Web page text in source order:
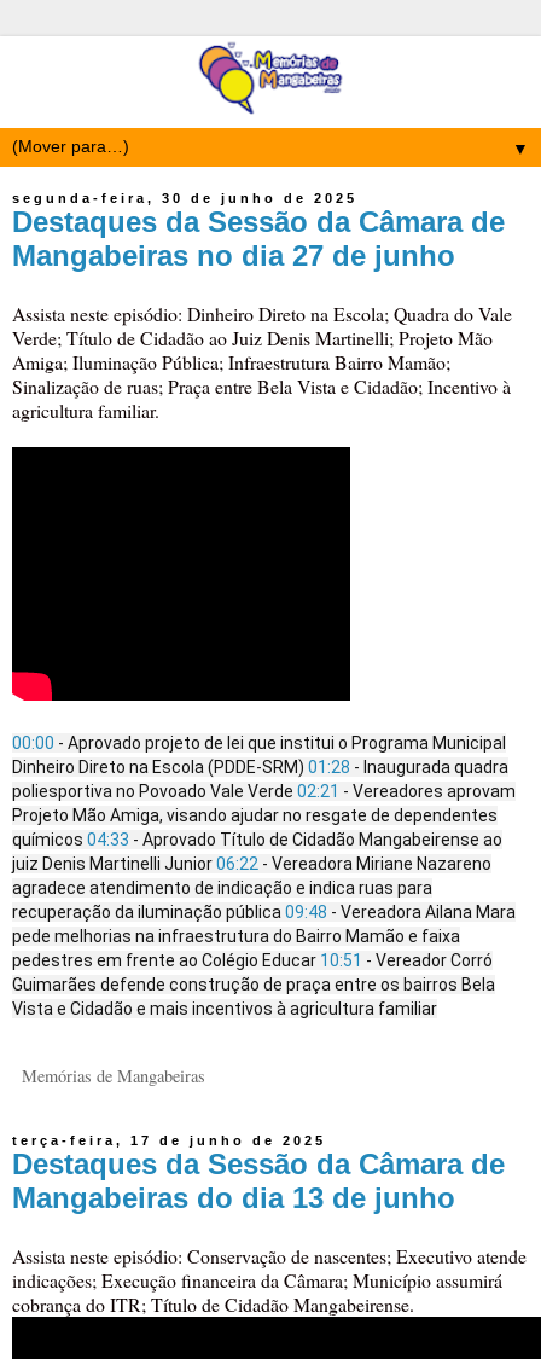
▼
segunda-feira, 30 de junho de 2025
Destaques da Sessão da Câmara de
Mangabeiras no dia 27 de junho
Assista neste episódio: Dinheiro Direto na Escola; Quadra do Vale
Verde; Título de Cidadão ao Juiz Denis Martinelli; Projeto Mão
Amiga; Iluminação Pública; Infraestrutura Bairro Mamão;
Sinalização de ruas; Praça entre Bela Vista e Cidadão; Incentivo à
agricultura familiar.
00:00 - Aprovado projeto de lei que institui o Programa Municipal
Dinheiro Direto na Escola (PDDE-SRM) 01:28 - Inaugurada quadra
poliesportiva no Povoado Vale Verde 02:21 - Vereadores aprovam
Projeto Mão Amiga, visando ajudar no resgate de dependentes
químicos 04:33 - Aprovado Título de Cidadão Mangabeirense ao
juiz Denis Martinelli Junior06:22 - Vereadora Miriane Nazareno
agradece atendimento de indicação e indica ruas para
recuperação da iluminação pública 09:48 - Vereadora Ailana Mara
pede melhorias na infraestrutura do Bairro Mamão e faixa
pedestres em frente ao Colégio Educar 10:51 - Vereador Corró
Guimarães defende construção de praça entre os bairros Bela
Vista e Cidadão e mais incentivos à agricultura familiar
Memórias de Mangabeiras
terça-feira, 17 de junho de 2025
Destaques da Sessão da Câmara de
Mangabeiras do dia 13 de junho
Assista neste episódio: Conservação de nascentes; Executivo atende
indicações; Execução financeira da Câmara; Município assumirá
cobrança do ITR; Título de Cidadão Mangabeirense.